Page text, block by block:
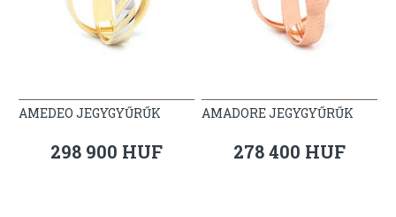
AMEDEO JEGYGYŰRŰK
298 900 HUF
AMADORE JEGYGYŰRŰK
278 400 HUF